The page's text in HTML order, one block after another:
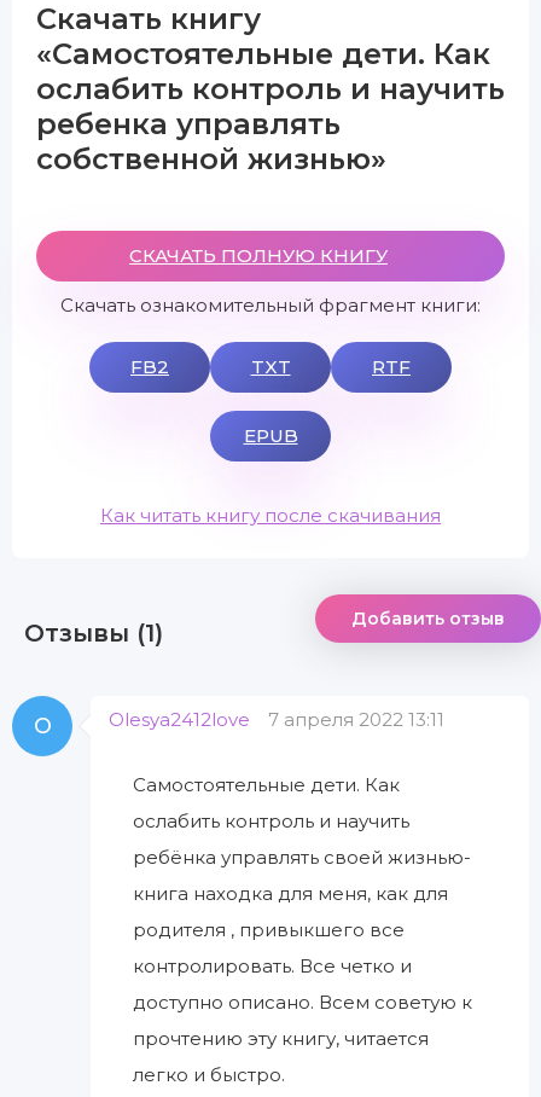
Скачать книгу
«Самостоятельные дети. Как
ослабить контроль и научить
ребенка управлять
собственной жизнью»
СКАЧАТЬ ПОЛНУЮ КНИГУ
Скачать ознакомительный фрагмент книги:
FB2 TXT RTF
EPUB
Как читать книгу после скачивания
Отзывы (1) Добавить отзыв
O Olesya2412love 7 апреля 2022 13:11
Самостоятельные дети. Как
ослабить контроль и научить
ребёнка управлять своей жизнью-
книга находка для меня, как для
родителя , привыкшего все
контролировать. Все четко и
доступно описано. Всем советую к
прочтению эту книгу, читается
легко и быстро.